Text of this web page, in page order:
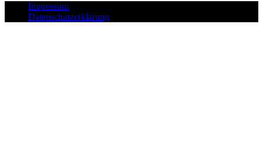
Impressum
Datenschutzerklärung